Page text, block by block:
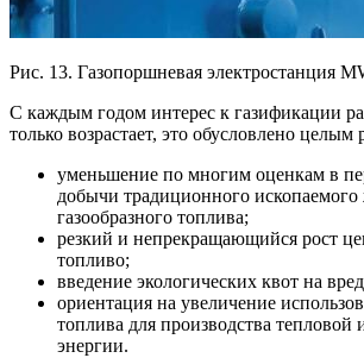
Рис. 13. Газопоршневая электростанция
С каждым годом интерес к газификации
только возрастает, это обусловлено
уменьшение по многим оценкам в
добычи традиционного ископаемого
газообразного топлива;
резкий и непрекращающийся рост
топливо;
введение экологических квот на
ориентация на увеличение
топлива для производства тепловой
энергии.